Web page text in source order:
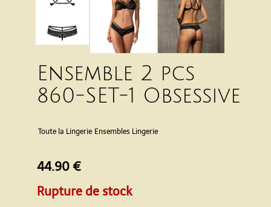
Ensemble 2 pcs
860-SET-1 Obsessive
Toute la Lingerie Ensembles Lingerie
44.90 €
Rupture de stock